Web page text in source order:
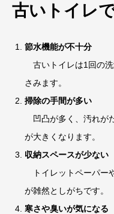
古いトイレ
節水機能が不十分
古いトイレは1回の
さみます。
掃除の手間が多い
凹凸が多く、汚れが
が大きくなります。
収納スペースが少ない
トイレットペーパー
が雑然としがちです。
寒さや臭いが気になる